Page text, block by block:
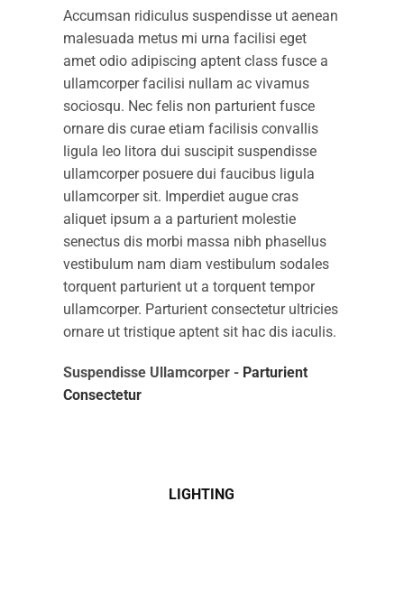
Accumsan ridiculus suspendisse ut aenean
malesuada metus mi urna facilisi eget
amet odio adipiscing aptent class fusce a
ullamcorper facilisi nullam ac vivamus
sociosqu. Nec felis non parturient fusce
ornare dis curae etiam facilisis convallis
ligula leo litora dui suscipit suspendisse
ullamcorper posuere dui faucibus ligula
ullamcorper sit. Imperdiet augue cras
aliquet ipsum a a parturient molestie
senectus dis morbi massa nibh phasellus
vestibulum nam diam vestibulum sodales
torquent parturient ut a torquent tempor
ullamcorper. Parturient consectetur ultricies
ornare ut tristique aptent sit hac dis iaculis.
Suspendisse Ullamcorper - Parturient
Consectetur
LIGHTING